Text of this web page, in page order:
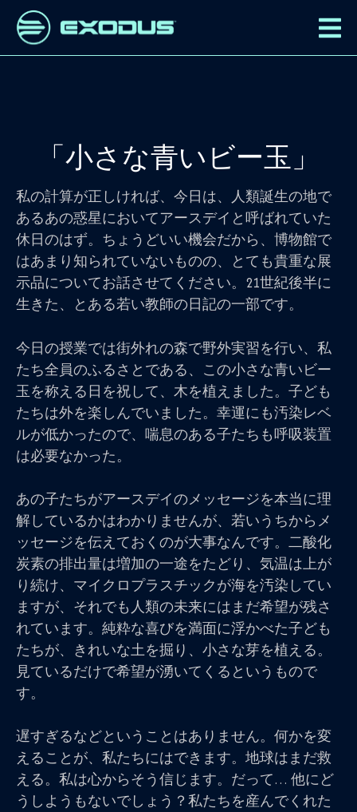
「小さな青いビー玉」
私の計算が正しければ、今日は、人類誕生の地で
あるあの惑星においてアースデイと呼ばれていた
休日のはず。ちょうどいい機会だから、博物館で
はあまり知られていないものの、とても貴重な展
示品についてお話させてください。21世紀後半に
生きた、とある若い教師の日記の一部です。
今日の授業では街外れの森で野外実習を行い、私
たち全員のふるさとである、この小さな青いビー
玉を称える日を祝して、木を植えました。子ども
たちは外を楽しんでいました。幸運にも汚染レベ
ルが低かったので、喘息のある子たちも呼吸装置
は必要なかった。
あの子たちがアースデイのメッセージを本当に理
解しているかはわかりませんが、若いうちからメ
ッセージを伝えておくのが大事なんです。二酸化
炭素の排出量は増加の一途をたどり、気温は上が
り続け、マイクロプラスチックが海を汚染してい
ますが、それでも人類の未来にはまだ希望が残さ
れています。純粋な喜びを満面に浮かべた子ども
たちが、きれいな土を掘り、小さな芽を植える。
見ているだけで希望が湧いてくるというもので
す。
遅すぎるなどということはありません。何かを変
えることが、私たちにはできます。地球はまだ救
える。私は心からそう信じます。だって… 他にど
うしようもないでしょう？私たちを産んでくれた